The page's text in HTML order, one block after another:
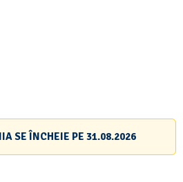
SE ÎNCHEIE PE 31.08.2026